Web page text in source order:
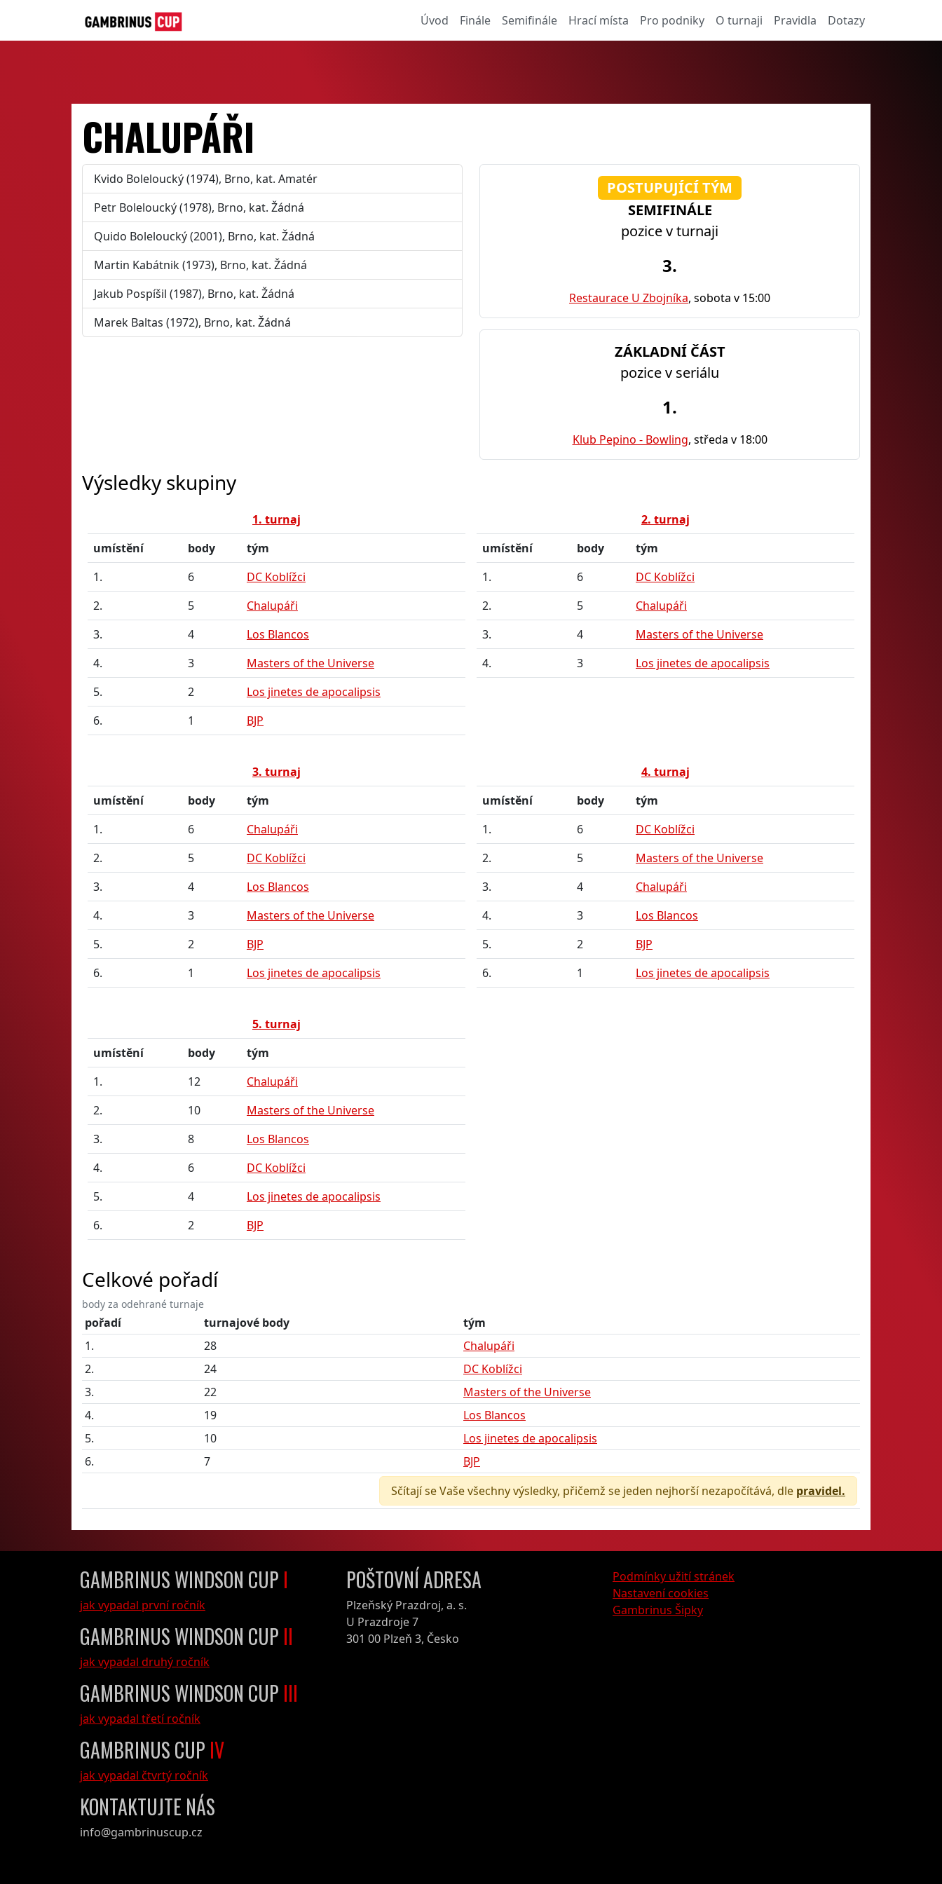
Úvod Finále Semifinále Hrací místa Pro podniky O turnaji Pravidla Dotazy
CHALUPÁŘI
Kvido Boleloucký (1974), Brno, kat. Amatér
Petr Boleloucký (1978), Brno, kat. Žádná
Quido Boleloucký (2001), Brno, kat. Žádná
Martin Kabátnik (1973), Brno, kat. Žádná
Jakub Pospíšil (1987), Brno, kat. Žádná
Marek Baltas (1972), Brno, kat. Žádná
POSTUPUJÍCÍ TÝM
SEMIFINÁLE
pozice v turnaji
3.
Restaurace U Zbojníka, sobota v 15:00
ZÁKLADNÍ ČÁST
pozice v seriálu
1.
Klub Pepino - Bowling, středa v 18:00
Výsledky skupiny
1. turnaj
umístění
body
tým
1.
6
DC Koblížci
2.
5
Chalupáři
3.
4
Los Blancos
4.
3
Masters of the Universe
5.
2
Los jinetes de apocalipsis
6.
1 BJP
2. turnaj
umístění
body
tým
1.
6
DC Koblížci
2.
5
Chalupáři
3.
4
Masters of the Universe
4.
3 Los jinetes de apocalipsis
3. turnaj
umístění
body
tým
1.
6
Chalupáři
2.
5
DC Koblížci
3.
4
Los Blancos
4.
3
Masters of the Universe
5.
2
BJP
6.
1 Los jinetes de apocalipsis
4. turnaj
umístění
body
tým
1.
6
DC Koblížci
2.
5
Masters of the Universe
3.
4
Chalupáři
4.
3
Los Blancos
5.
2
BJP
6.
1 Los jinetes de apocalipsis
5. turnaj
umístění
body
tým
1.
12
Chalupáři
2.
10
Masters of the Universe
3.
8
Los Blancos
4.
6
DC Koblížci
5.
4
Los jinetes de apocalipsis
6.
2 BJP
Celkové pořadí
body za odehrané turnaje
pořadí turnajové body
tým
1.
28
Chalupáři
2.
24
DC Koblížci
3.
22
Masters of the Universe
4.
19
Los Blancos
5.
10
Los jinetes de apocalipsis
6.
7
BJP
Sčítají se Vaše všechny výsledky, přičemž se jeden nejhorší nezapočítává, dle pravidel.
GAMBRINUS WINDSON CUP I
jak vypadal první ročník
GAMBRINUS WINDSON CUP II
jak vypadal druhý ročník
GAMBRINUS WINDSON CUP III
jak vypadal třetí ročník
GAMBRINUS CUP IV
jak vypadal čtvrtý ročník
KONTAKTUJTE NÁS
info@gambrinuscup.cz
POŠTOVNÍ ADRESA
Plzeňský Prazdroj, a. s.
U Prazdroje 7
301 00 Plzeň 3, Česko
Podmínky užití stránek
Nastavení cookies
Gambrinus Šipky